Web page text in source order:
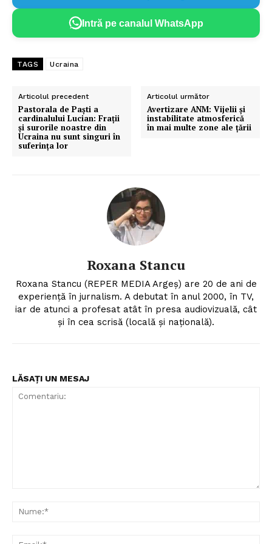
Intră pe canalul WhatsApp
TAGS Ucraina
Articolul precedent
Pastorala de Paști a
cardinalului Lucian: Frații
și surorile noastre din
Ucraina nu sunt singuri în
suferința lor
Articolul următor
Avertizare ANM: Vijelii și
instabilitate atmosferică
în mai multe zone ale țării
Roxana Stancu
Roxana Stancu (REPER MEDIA Argeş) are 20 de ani de
experiență în jurnalism. A debutat în anul 2000, în TV,
iar de atunci a profesat atât în presa audiovizuală, cât
și în cea scrisă (locală și națională).
LĂSAȚI UN MESAJ